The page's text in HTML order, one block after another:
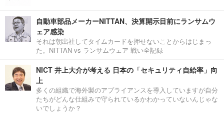
自動車部品メーカーNITTAN、決算開示目前にランサムウ
ェア感染
それは朝出社してタイムカードを押せないことからはじまっ
た。NITTAN vs ランサムウェア 戦い全記録
NICT 井上大介が考える 日本の「セキュリティ自給率」向
上
多くの組織で海外製のアプライアンスを導入していますが自分
たちがどんな仕組みで守られているかわかっていないんじゃな
いでしょうか？